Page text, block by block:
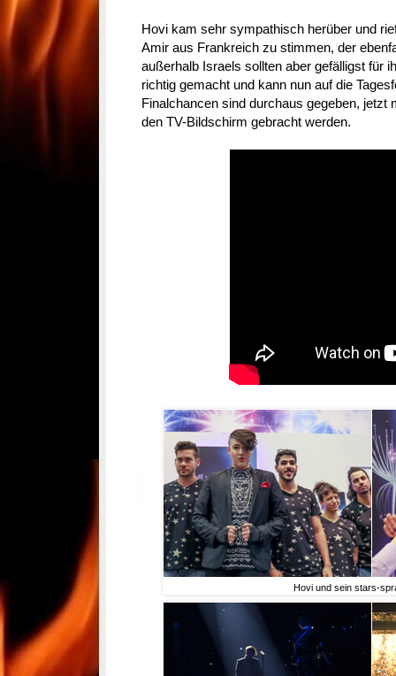
Hovi kam sehr sympathisch herüber und
Amir aus Frankreich zu stimmen, der
außerhalb Israels sollten aber gefälligst für
richtig gemacht und kann nun auf die
Finalchancen sind durchaus gegeben, jetzt
den TV-Bildschirm gebracht werden.
Hovi und sein stars-